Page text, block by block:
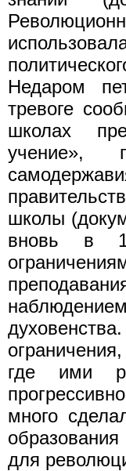
Недаром
тревоге
школах
учение»,
школы
вновь в
где ими
много
образования
для